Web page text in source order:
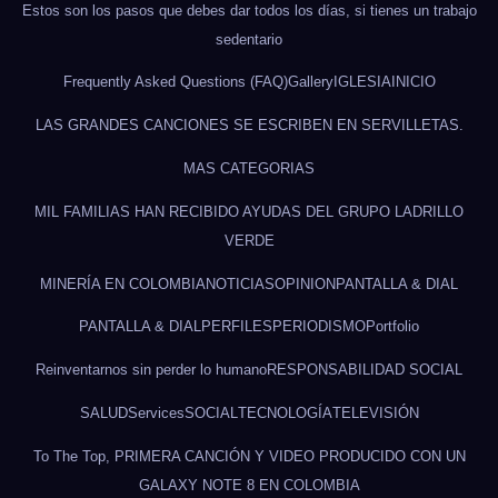
Estos son los pasos que debes dar todos los días, si tienes un trabajo
sedentario
Frequently Asked Questions (FAQ)GalleryIGLESIAINICIO
LAS GRANDES CANCIONES SE ESCRIBEN EN SERVILLETAS.
MAS CATEGORIAS
MIL FAMILIAS HAN RECIBIDO AYUDAS DEL GRUPO LADRILLO
VERDE
MINERÍA EN COLOMBIANOTICIASOPINIONPANTALLA & DIAL
PANTALLA & DIALPERFILES PERIODISMOPortfolio
Reinventarnos sin perder lo humanoRESPONSABILIDAD SOCIAL
SALUDServicesSOCIAL TECNOLOGÍATELEVISIÓN
To The Top, PRIMERA CANCIÓN Y VIDEO PRODUCIDO CON UN
GALAXY NOTE 8 EN COLOMBIA